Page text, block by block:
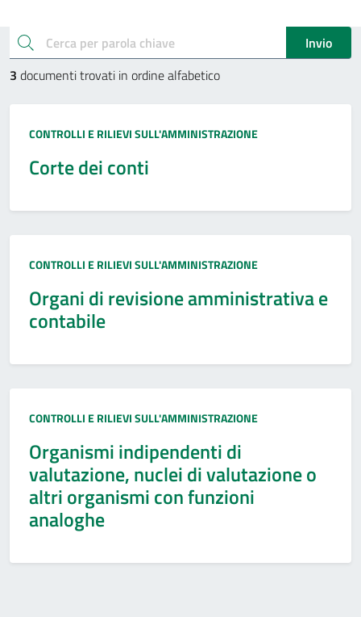
Esplora documenti pubblici
cerca
Invio
3 documenti trovati in ordine alfabetico
Tipo:
CONTROLLI E RILIEVI SULL'AMMINISTRAZIONE
Corte dei conti
Tipo:
CONTROLLI E RILIEVI SULL'AMMINISTRAZIONE
Organi di revisione amministrativa e
contabile
Tipo:
CONTROLLI E RILIEVI SULL'AMMINISTRAZIONE
Organismi indipendenti di
valutazione, nuclei di valutazione o
altri organismi con funzioni
analoghe